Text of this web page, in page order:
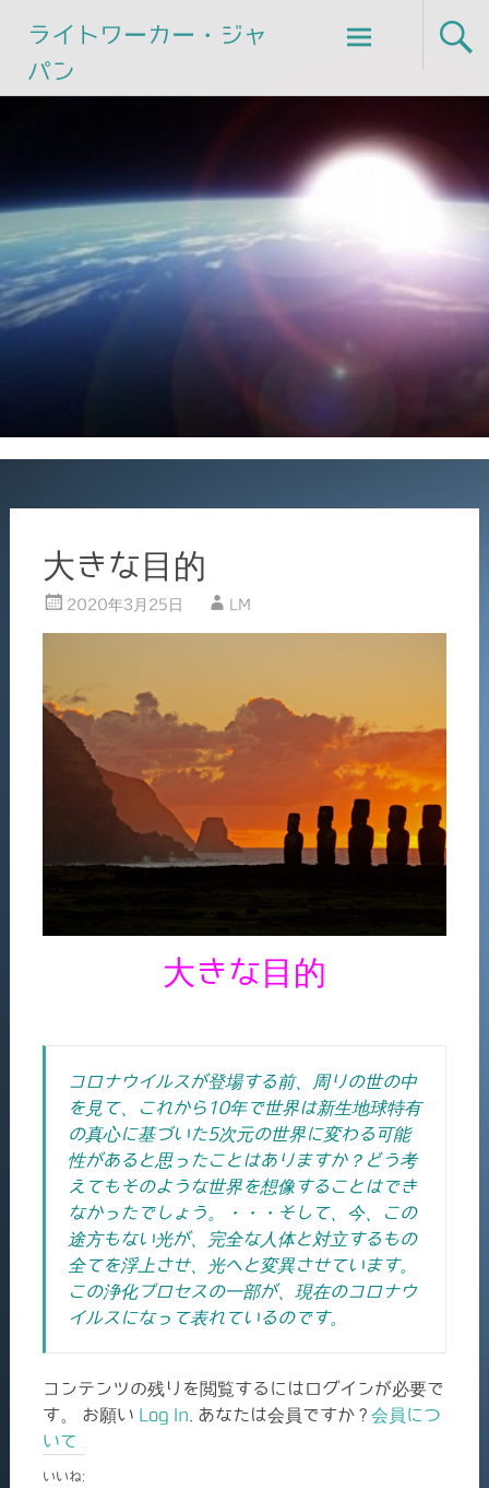
ライトワーカー・ジャ
パン
Skip
to
大きな目的
2020年3月25日 LM
大きな目的
コロナウイルスが登場する前、周りの世の中
を見て、これから10年で世界は新生地球特有
の真心に基づいた5次元の世界に変わる可能
性があると思ったことはありますか？どう考
えてもそのような世界を想像することはでき
なかったでしょう。・・・そして、今、この
途方もない光が、完全な人体と対立するもの
全てを浮上させ、光へと変異させています。
この浄化プロセスの一部が、現在のコロナウ
イルスになって表れているのです。
コンテンツの残りを閲覧するにはログインが必要で
す。 お願い Log In . あなたは会員ですか ? 会員につ
いて
いいね: